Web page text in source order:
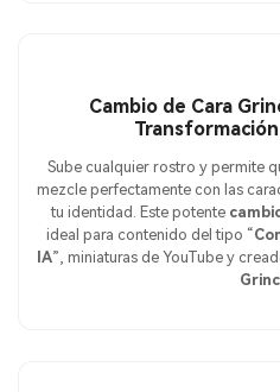
Cambio de Cara
Sube cualquier rostro y permite
mezcle perfectamente con las
tu identidad. Este potente
ideal para contenido del tipo “
IA”, miniaturas de YouTube y